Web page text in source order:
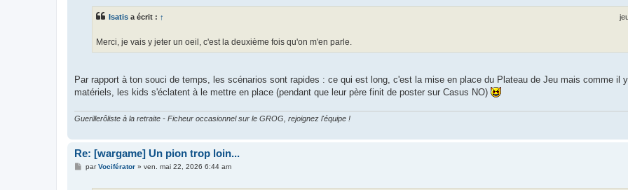
Isatis a écrit : ↑
Merci, je vais y jeter un oeil, c'est la deuxième fois qu'on m'en parle.
Par rapport à ton souci de temps, les scénarios sont rapides : ce qui est long, c'est la mise en place du Plateau de Jeu mais comme il
matériels, les kids s'éclatent à le mettre en place (pendant que leur père finit de poster sur Casus NO)
Guerillerôliste à la retraite - Ficheur occasionnel sur le GROG, rejoignez l'équipe !
Re: [wargame] Un pion trop loin...
MparVociférator» ven. mai 22, 2026 6:44 am